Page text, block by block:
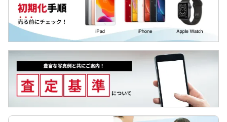
iPhone12 Pro Max
iPhone12 Pro
iPhone12 mini
iPhone12
iPhoneSE2(第2世代)
iPhone11 Pro Max
LAVIE Tab
YOGA Tab
Surface
Galaxyタブ
Pixel Tab